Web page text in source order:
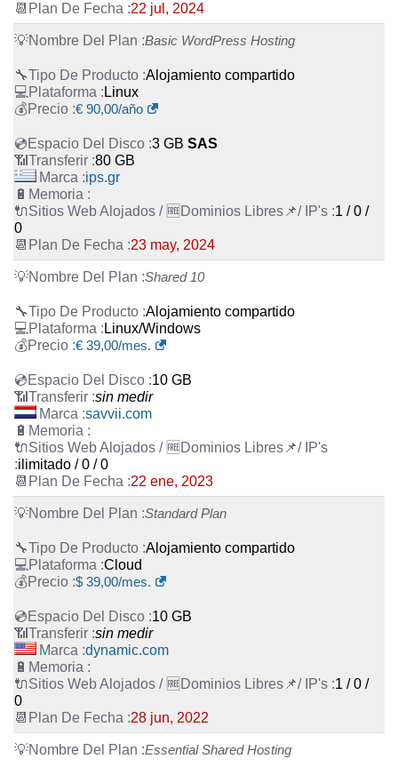
22 jul, 2024
Basic WordPress Hosting
Alojamiento compartido
Linux
€ 90,00/año
3 GB SAS
80 GB
ips.gr
1 / 0 /
0
23 may, 2024
Shared 10
Alojamiento compartido
Linux/Windows
€ 39,00/mes.
10 GB
sin medir
savvii.com
ilimitado / 0 / 0
22 ene, 2023
Standard Plan
Alojamiento compartido
Cloud
$ 39,00/mes.
10 GB
sin medir
dynamic.com
1 / 0 /
0
28 jun, 2022
Essential Shared Hosting